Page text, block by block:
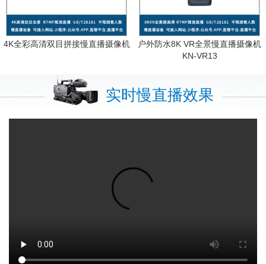
4K全彩高清双目拼接慢直播摄像机
户外防水8K VR全景慢直播摄像机
KN-VR13
实时慢直播效果